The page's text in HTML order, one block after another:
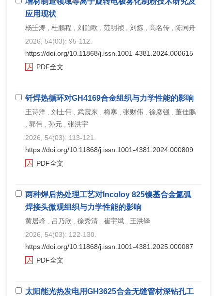
应用现状
杨壬涛 , 杜鹏程 , 刘贻欧 , 范明祯 , 刘炼 , 高名传 , 陈同舟
2026, 54(03): 95-112.
https://doi.org/10.11868/j.issn.1001-4381.2024.000615
PDF全文
钎焊热循环对GH4169合金组织与力学性能的影响
王诗洋 , 刘士伟 , 武震东 , 梅寒 , 张财伟 , 徐彦强 , 董佳鹏
, 郭伟 , 孙元 , 张洪宇
2026, 54(03): 113-121.
https://doi.org/10.11868/j.issn.1001-4381.2024.000809
PDF全文
两种焊后热处理工艺对Incoloy 825镍基合金氩弧
焊接头微观组织与力学性能的影响
黄居峰 , 吕乃欣 , 徐秀清 , 崔宇斌 , 王洪铎
2026, 54(03): 122-130.
https://doi.org/10.11868/j.issn.1001-4381.2025.000087
PDF全文
太阳能光热发电用GH3625合金无缝管材深钻孔工